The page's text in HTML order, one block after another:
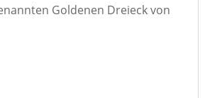
Goldenen Dreieck von